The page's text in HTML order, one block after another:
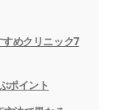
めクリニック7
ポイント